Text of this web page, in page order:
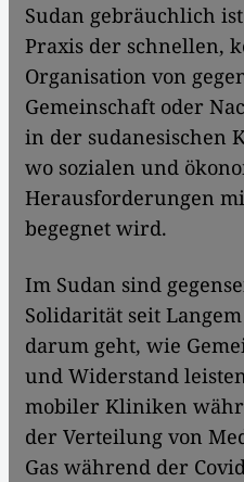
Sudan gebräuchlich
Praxis der schnellen,
Organisation von
Gemeinschaft oder
in der sudanesischen
wo sozialen und
Herausforderungen
begegnet wird.
Im Sudan sind
Solidarität seit
darum geht, wie
und Widerstand
mobiler Kliniken
der Verteilung von
Gas während der